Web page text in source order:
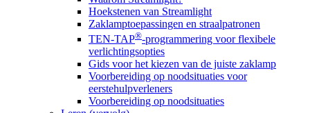
Hoekstenen van Streamlight
Zaklamptoepassingen en straalpatronen
TEN-TAP®-programmering voor flexibele
verlichtingsopties
Gids voor het kiezen van de juiste zaklamp
Voorbereiding op noodsituaties voor
eerstehulpverleners
Voorbereiding op noodsituaties